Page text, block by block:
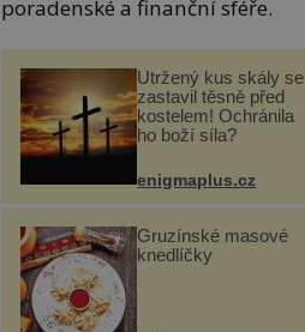
poradenské a finanční sféře.
Utržený kus skály se
zastavil těsně před
kostelem! Ochránila
ho boží síla?
enigmaplus.cz
Gruzínské masové
knedlíčky